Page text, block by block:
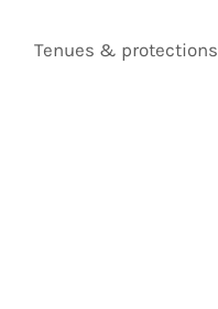
Tenues & protections